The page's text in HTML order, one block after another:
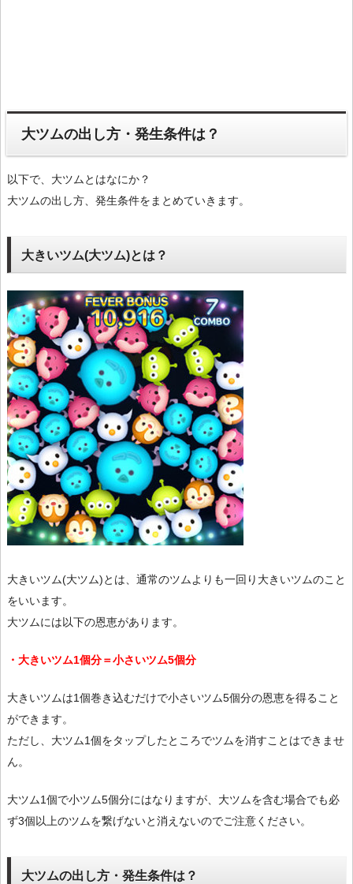
大ツムの出し方・発生条件は？
以下で、大ツムとはなにか？
大ツムの出し方、発生条件をまとめていきます。
大きいツム(大ツム)とは？
大きいツム(大ツム)とは、通常のツムよりも一回り大きいツムのこと
をいいます。
大ツムには以下の恩恵があります。
・大きいツム1個分＝小さいツム5個分
大きいツムは1個巻き込むだけで小さいツム5個分の恩恵を得ること
ができます。
ただし、大ツム1個をタップしたところでツムを消すことはできませ
ん。
大ツム1個で小ツム5個分にはなりますが、大ツムを含む場合でも必
ず3個以上のツムを繋げないと消えないのでご注意ください。
大ツムの出し方・発生条件は？